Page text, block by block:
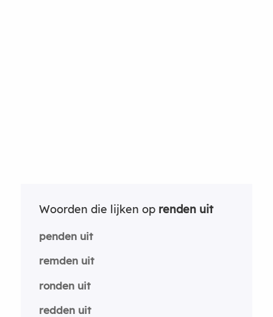
Woorden die lijken op renden uit
penden uit
remden uit
ronden uit
redden uit